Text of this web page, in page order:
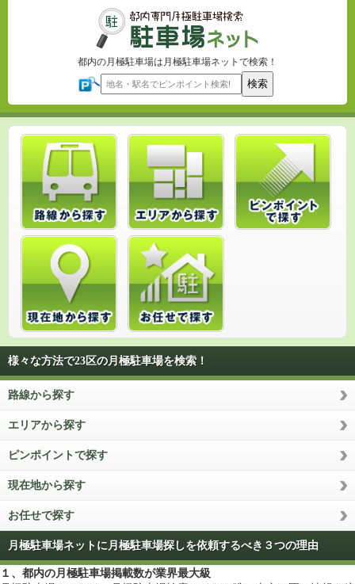
都内の月極駐車場は月極駐車場ネットで検索！
様々な方法で23区の月極駐車場を検索！
路線から探す
エリアから探す
ピンポイントで探す
現在地から探す
お任せで探す
月極駐車場ネットに月極駐車場探しを依頼するべき３つの理由
１、都内の月極駐車場掲載数が業界最大級